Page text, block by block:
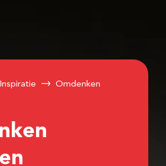
Inspiratie
Omdenken